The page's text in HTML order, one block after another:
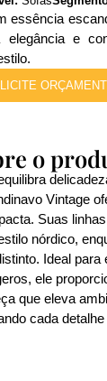
essência
e
o
Vintage
Suas
nórdico,
Ideal para
ele
que eleva
cada